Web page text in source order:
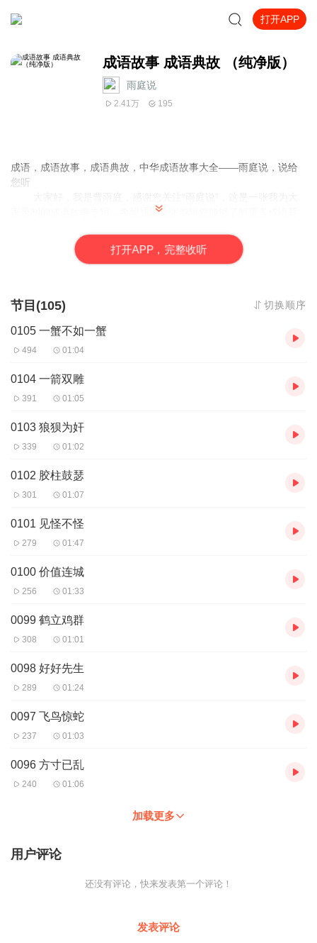
打开APP
成语故事 成语典故 （纯净版）
雨庭说
2.41万 195
成语，成语故事，成语典故，中华成语故事大全——雨庭说，说给
您听
家录制的成语故事专辑，希望通过这张专辑您能够了解更多成语背
在早一点的版本中，我加入了片头和片尾，如果朋友们想跳过
这些重复内容，可以来听这个纯净的版本。
以后制作出更加优秀的音频节目，来回报您的支持~
如果您喜欢我的节目，那么请您多多转发给您的朋友，也可以
在页面的下方为我打赏，谢谢您~
打开APP，完整收听
节目(105) 切换顺序
0105 一蟹不如一蟹
494 01:04
0104 一箭双雕
391 01:05
0103 狼狈为奸
339 01:02
0102 胶柱鼓瑟
301 01:07
0101 见怪不怪
279 01:47
0100 价值连城
256 01:33
0099 鹤立鸡群
308 01:01
0098 好好先生
289 01:24
0097 飞鸟惊蛇
237 01:03
0096 方寸已乱
240 01:06
加载更多
用户评论
还没有评论，快来发表第一个评论！
发表评论